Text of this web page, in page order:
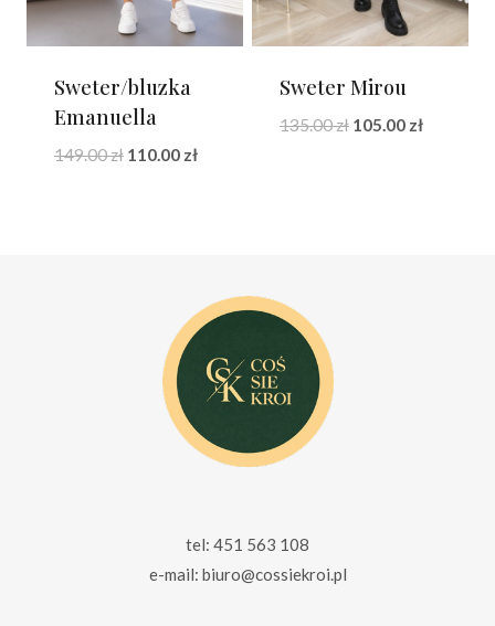
Sweter/bluzka
Emanuella
149.00zł Pierwotna
110.00 złAktualna
Sweter Mirou
135.00zł Pierwotna
105.00 złAktualna
tel: 451 563 108
e-mail: biuro@cossiekroi.pl